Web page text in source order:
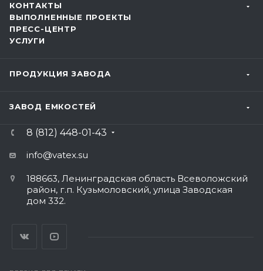
КОНТАКТЫ
ВЫПОЛНЕННЫЕ ПРОЕКТЫ
ПРЕСС-ЦЕНТР
УСЛУГИ
ПРОДУКЦИЯ ЗАВОДА
ЗАВОД ЕМКОСТЕЙ
8 (812) 448-01-43
info@vatex.su
188663, Ленинградская область Всеволожский
район, г.п. Кузьмоловский, улица Заводская
дом 332.